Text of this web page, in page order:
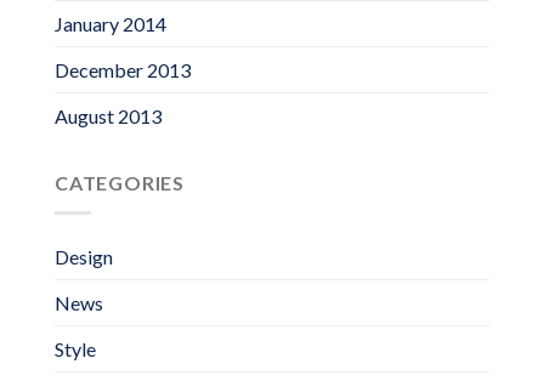
January 2014
December 2013
August 2013
CATEGORIES
Design
News
Style